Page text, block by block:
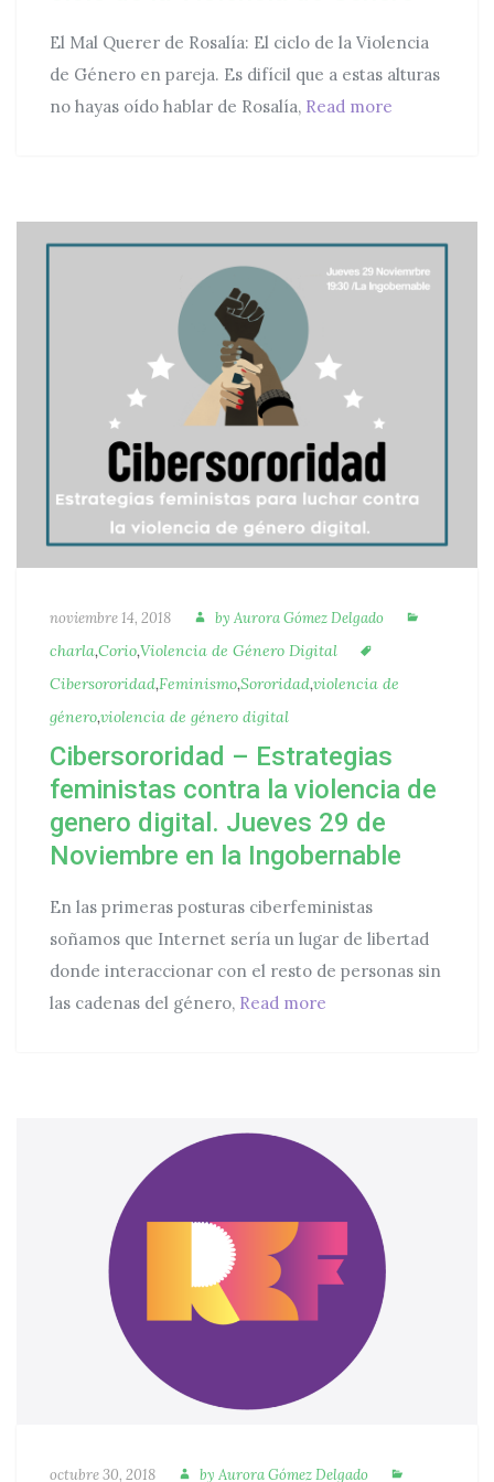
El Mal Querer de Rosalía: El ciclo de la Violencia
de Género en pareja. Es difícil que a estas alturas
no hayas oído hablar de Rosalía, Read more
Publicado
noviembre 14, 2018 Autora
by Aurora Gómez Delgado
charla,Corio,Violencia de Género Digital
Cibersororidad,Feminismo,Sororidad,violencia de
género,violencia de género digital
Cibersororidad – Estrategias
feministas contra la violencia de
genero digital. Jueves 29 de
Noviembre en la Ingobernable
En las primeras posturas ciberfeministas
soñamos que Internet sería un lugar de libertad
donde interaccionar con el resto de personas sin
las cadenas del género, Read more
Publicado
octubre 30, 2018 Autora
by Aurora Gómez Delgado